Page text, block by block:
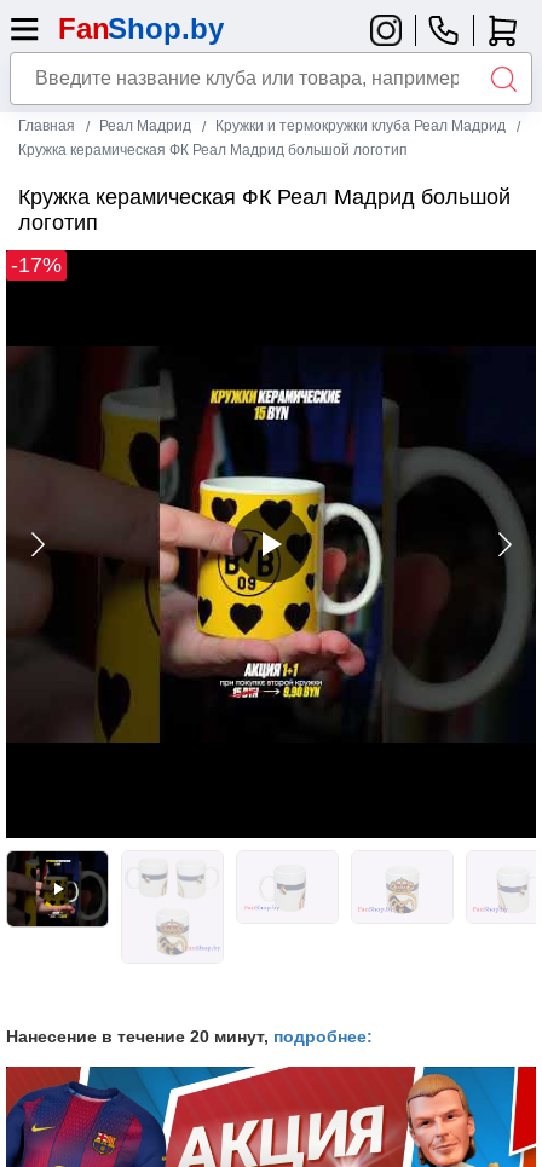
Главная Реал Мадрид
Кружки и термокружки клуба Реал Мадрид
Кружка керамическая ФК Реал Мадрид большой логотип
Кружка керамическая ФК Реал Мадрид большой
логотип
-17%
Нанесение в течение 20 минут, подробнее: